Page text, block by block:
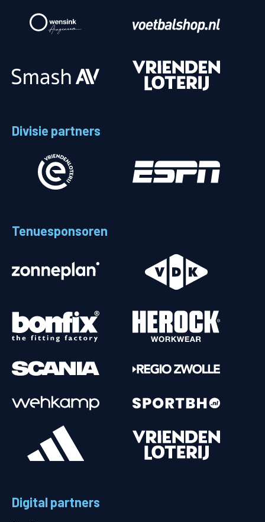
Divisie partners
Tenuesponsoren
Digital partners